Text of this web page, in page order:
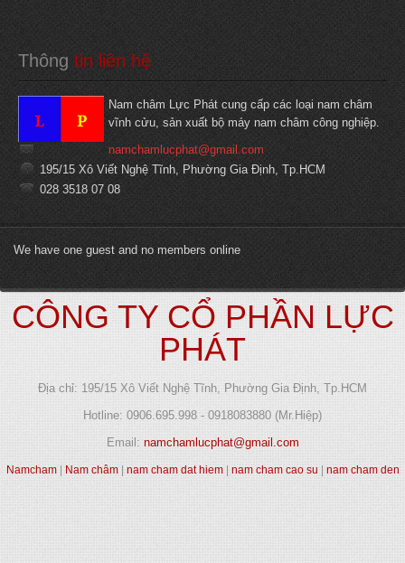
Thông tin liên hệ
Nam châm Lực Phát cung cấp các loại nam châm
vĩnh cửu, sản xuất bộ máy nam châm công nghiệp.
namchamlucphat@gmail.com
195/15 Xô Viết Nghệ Tĩnh, Phường Gia Định, Tp.HCM
028 3518 07 08
We have one guest and no members online
CÔNG TY CỔ PHẦN LỰC
PHÁT
Địa chỉ: 195/15 Xô Viết Nghệ Tĩnh, Phường Gia Định, Tp.HCM
Hotline: 0906.695.998 - 0918083880 (Mr.Hiệp)
Email: namchamlucphat@gmail.com
Namcham| Nam châm| nam cham dat hiem| nam cham cao su nam cham den